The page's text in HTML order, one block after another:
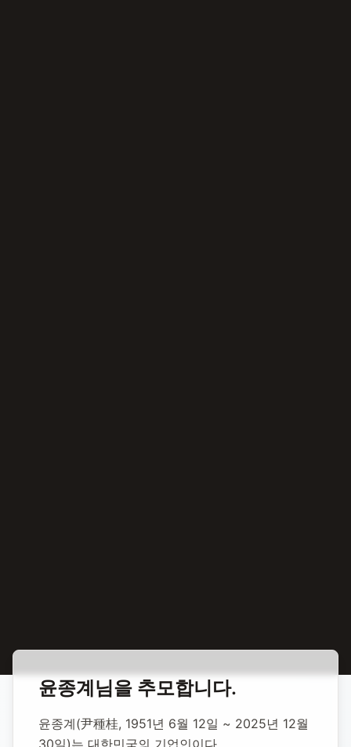
합동 추모 윤종계 기업인
윤종계 기업인
윤종계 님을 추모합니다.
윤종계(尹種桂, 1951년 6월 12일 ~ 2025년 12월
30일)는 대한민국의 기업인이다.